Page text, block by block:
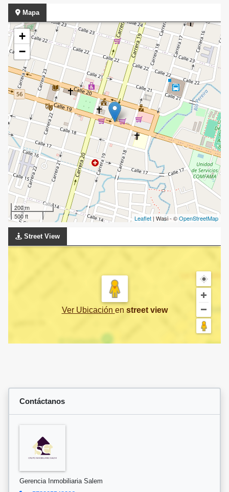
Mapa
+
−
200 m
500 ft
Leaflet| Wasi - ©OpenStreetMap
Street View
Ver Ubicación en street view
Contáctanos
Gerencia Inmobiliaria Salem